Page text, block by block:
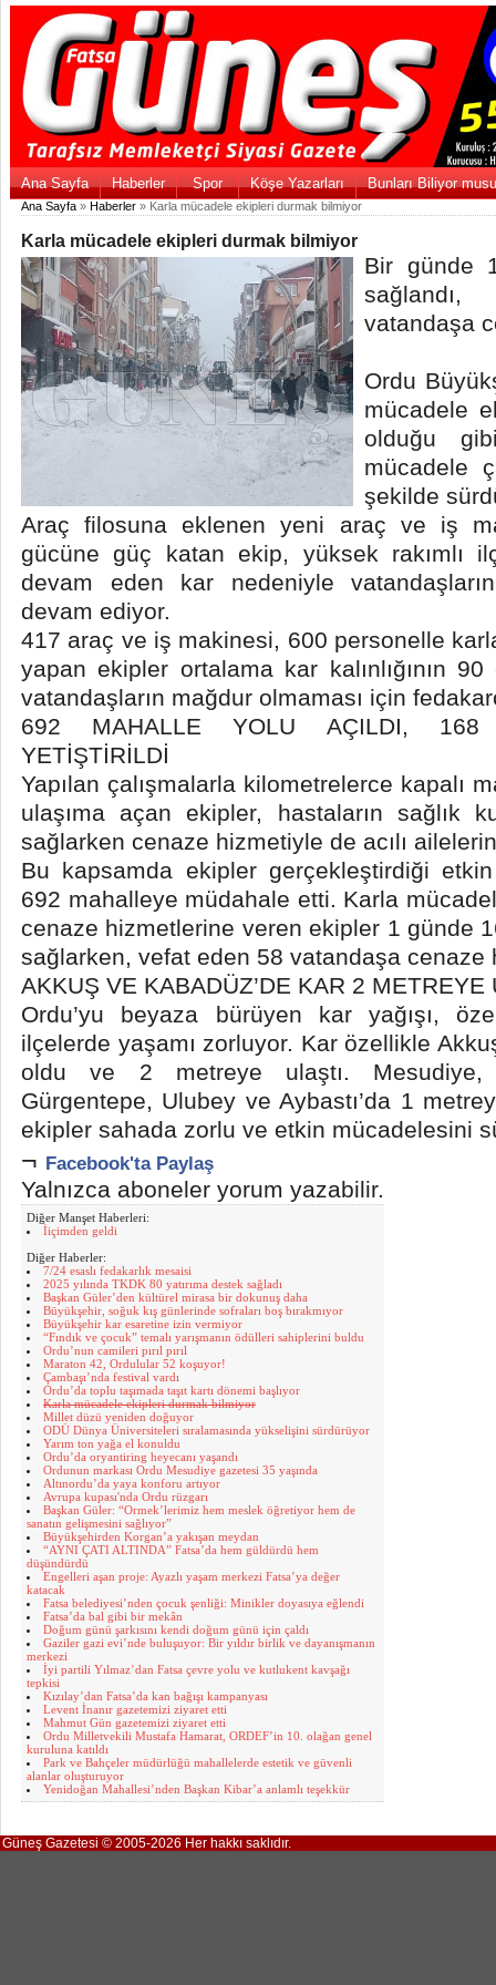
Ana Sayfa Haberler Spor Köşe Yazarları Bunları Biliyor
Ana Sayfa » Haberler » Karla mücadele ekipleri durmak bilmiyor
Karla mücadele ekipleri durmak bilmiyor
Bir günde
vatandaşa
Ordu
mücadele
olduğu
mücadele
şekilde
Araç filosuna eklenen yeni araç ve iş
gücüne güç katan ekip, yüksek rakımlı
devam eden kar nedeniyle
devam ediyor.
417 araç ve iş makinesi, 600 personelle
yapan ekipler ortalama kar kalınlığının 90
vatandaşların mağdur olmaması için
692 MAHALLE YOLU AÇILDI, 168
YETİŞTİRİLDİ
Yapılan çalışmalarla kilometrelerce kapalı
ulaşıma açan ekipler, hastaların sağlık
sağlarken cenaze hizmetiyle de acılı
Bu kapsamda ekipler gerçekleştirdiği
692 mahalleye müdahale etti. Karla
cenaze hizmetlerine veren ekipler 1 günde
sağlarken, vefat eden 58 vatandaşa cenaze
AKKUŞ VE KABADÜZ’DE KAR 2 METREYE
Ordu’yu beyaza bürüyen kar yağışı,
ilçelerde yaşamı zorluyor. Kar özellikle
oldu ve 2 metreye ulaştı. Mesudiye,
Gürgentepe, Ulubey ve Aybastı’da 1
ekipler sahada zorlu ve etkin mücadelesini
¬ Facebook'ta Paylaş
Yalnızca aboneler yorum yazabilir.
Diğer Manşet Haberleri:
İiçimden geldi
Diğer Haberler:
7/24 esaslı fedakarlık mesaisi
2025 yılında TKDK 80 yatırıma destek sağladı
Başkan Güler’den kültürel mirasa bir dokunuş daha
Büyükşehir, soğuk kış günlerinde sofraları boş bırakmıyor
Büyükşehir kar esaretine izin vermiyor
“Fındık ve çocuk” temalı yarışmanın ödülleri sahiplerini buldu
Ordu’nun camileri pırıl pırıl
Maraton 42, Ordulular 52 koşuyor!
Çambaşı’nda festival vardı
Ordu’da toplu taşımada taşıt kartı dönemi başlıyor
Karla mücadele ekipleri durmak bilmiyor
Millet düzü yeniden doğuyor
ODÜ Dünya Üniversiteleri sıralamasında yükselişini sürdürüyor
Yarım ton yağa el konuldu
Ordu’da oryantiring heyecanı yaşandı
Ordunun markası Ordu Mesudiye gazetesi 35 yaşında
Altınordu’da yaya konforu artıyor
Avrupa kupası'nda Ordu rüzgarı
Başkan Güler: “Ormek’lerimiz hem meslek öğretiyor hem de
sanatın gelişmesini sağlıyor”
Büyükşehirden Korgan’a yakışan meydan
“AYNI ÇATI ALTINDA” Fatsa’da hem güldürdü hem
düşündürdü
Engelleri aşan proje: Ayazlı yaşam merkezi Fatsa’ya değer
katacak
Fatsa belediyesi’nden çocuk şenliği: Minikler doyasıya eğlendi
Fatsa’da bal gibi bir mekân
Doğum günü şarkısını kendi doğum günü için çaldı
Gaziler gazi evi’nde buluşuyor: Bir yıldır birlik ve dayanışmanın
merkezi
İyi partili Yılmaz’dan Fatsa çevre yolu ve kutlukent kavşağı
tepkisi
Kızılay’dan Fatsa’da kan bağışı kampanyası
Levent İnanır gazetemizi ziyaret etti
Mahmut Gün gazetemizi ziyaret etti
Ordu Milletvekili Mustafa Hamarat, ORDEF’in 10. olağan genel
kuruluna katıldı
Park ve Bahçeler müdürlüğü mahallelerde estetik ve güvenli
alanlar oluşturuyor
Yenidoğan Mahallesi’nden Başkan Kibar’a anlamlı teşekkür
Güneş Gazetesi © 2005-2026 Her hakkı saklıdır.